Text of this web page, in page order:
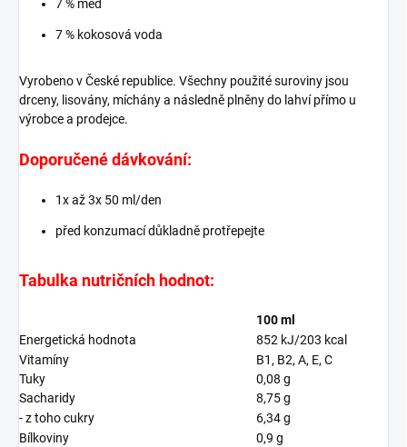
7 % med
7 % kokosová voda
Vyrobeno v České republice. Všechny použité suroviny jsou
drceny, lisovány, míchány a následně plněny do lahví přímo u
výrobce a prodejce.
Doporučené dávkování:
1x až 3x 50 ml/den
před konzumací důkladně protřepejte
Tabulka nutričních hodnot:
100 ml
Energetická hodnota
852 kJ/203 kcal
Vitamíny
B1, B2, A, E, C
Tuky
0,08 g
Sacharidy
8,75 g
- z toho cukry
6,34 g
Bílkoviny
0,9 g